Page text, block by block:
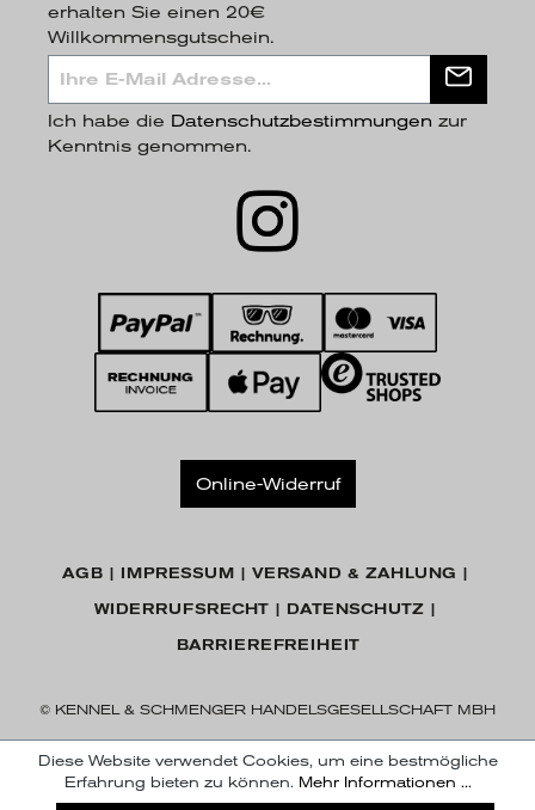
erhalten Sie einen 20€
Willkommensgutschein.
Ich habe die Datenschutzbestimmungen zur
Kenntnis genommen.
Online-Widerruf
AGB IMPRESSUM VERSAND & ZAHLUNG
WIDERRUFSRECHT DATENSCHUTZ
BARRIEREFREIHEIT
© KENNEL & SCHMENGER HANDELSGESELLSCHAFT MBH
Diese Website verwendet Cookies, um eine bestmögliche
Erfahrung bieten zu können. Mehr Informationen ...